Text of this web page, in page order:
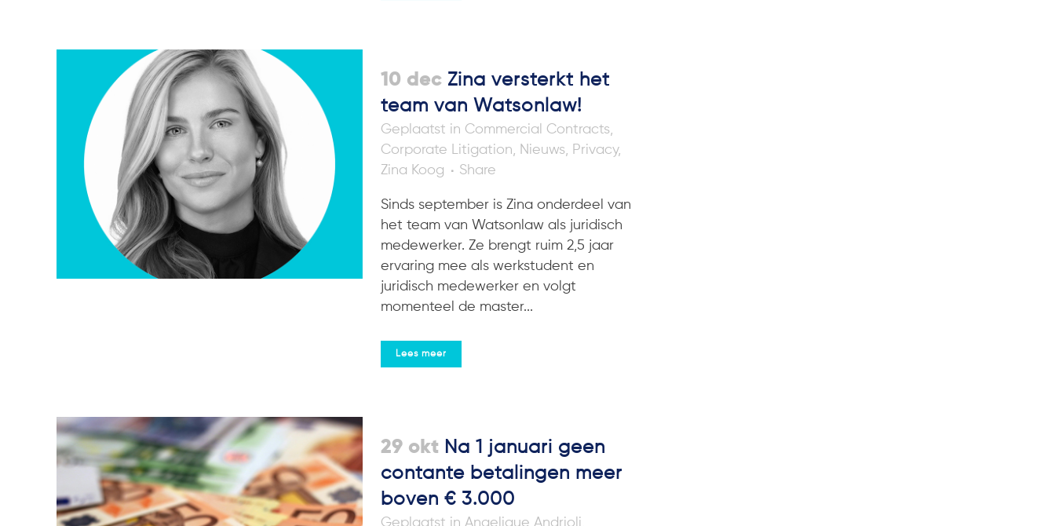
10 dec Zina versterkt het
team van Watsonlaw!
in Commercial Contracts,
Corporate Litigation, Nieuws, Privacy,
Zina Koog
Share
Sinds september is Zina onderdeel van
het team van Watsonlaw als juridisch
medewerker. Ze brengt ruim 2,5 jaar
ervaring mee als werkstudent en
juridisch medewerker en volgt
momenteel de master...
Lees meer
29 okt Na 1 januari geen
contante betalingen meer
boven € 3.000
in Angelique Andrioli,